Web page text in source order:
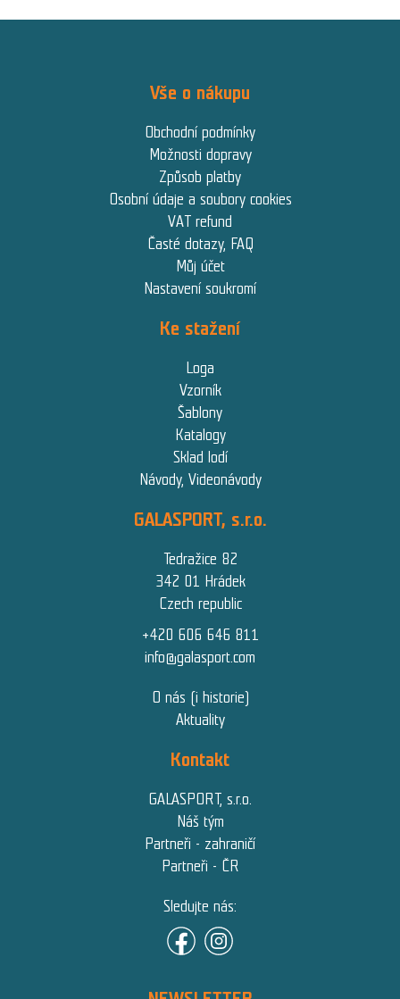
Vše o nákupu
Obchodní podmínky
Možnosti dopravy
Způsob platby
Osobní údaje a soubory cookies
VAT refund
Časté dotazy, FAQ
Můj účet
Nastavení soukromí
Ke stažení
Loga
Vzorník
Šablony
Katalogy
Sklad lodí
Návody, Videonávody
GALASPORT, s.r.o.
Tedražice 82
342 01 Hrádek
Czech republic
+420 606 646 811
info@galasport.com
O nás (i historie)
Aktuality
Kontakt
GALASPORT, s.r.o.
Náš tým
Partneři - zahraničí
Partneři - ČR
Sledujte nás: